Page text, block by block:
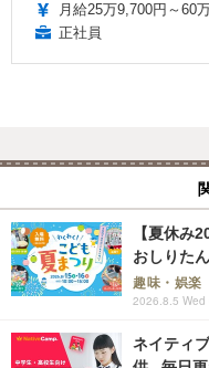
月給25万9,700円～60
正社員
【夏休み
おしりた
趣味・娯楽
2026.8.5 Wed
ネイティ